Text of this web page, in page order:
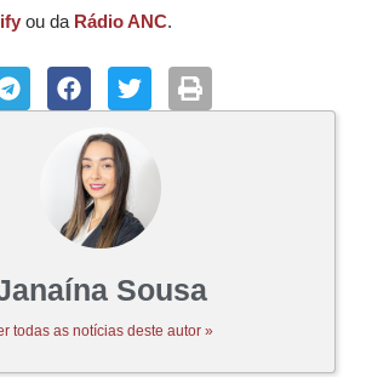
ou da Rádio ANC.
Sousa
todas as notícias deste autor »